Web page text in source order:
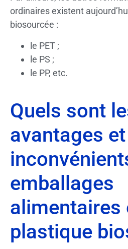
ordinaires existent
biosourcée :
le PET ;
le PS ;
le PP, etc.
Quels sont
avantages et
emballages
alimentaires
plastique